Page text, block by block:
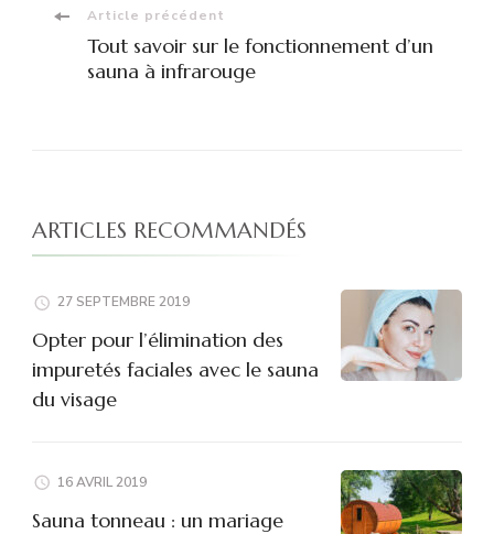
Navigation
d'article
Article précédent
Tout savoir sur le fonctionnement d’un
sauna à infrarouge
ARTICLES RECOMMANDÉS
27 SEPTEMBRE 2019
Opter pour l’élimination des
impuretés faciales avec le sauna
du visage
16 AVRIL 2019
Sauna tonneau : un mariage